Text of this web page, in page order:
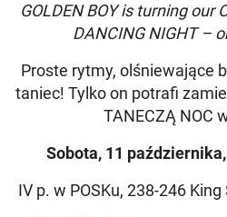
GOLDEN BOY is turning our
DANCING NIGHT –
Proste rytmy, olśniewające
taniec! Tylko on potrafi
TANECZĄ NOC
Sobota, 11
IV p. w POSKu, 238-246